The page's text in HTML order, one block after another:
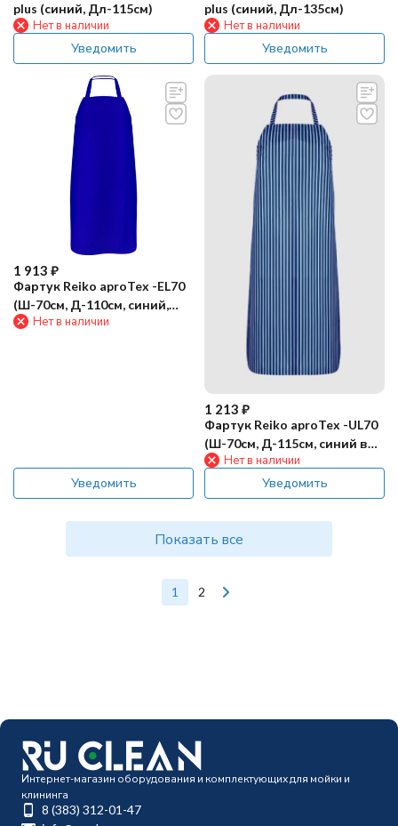
plus (синий, Дл-115см)
Нет в наличии
Уведомить
plus (синий, Дл-135см)
Нет в наличии
Уведомить
1 913 ₽
Фартук Reiko aproTex -EL70
(Ш-70см, Д-110см, синий,
прош. край)
Нет в наличии
Уведомить
1 213 ₽
Фартук Reiko aproTex -UL70
(Ш-70см, Д-115см, синий в
полоску)
Нет в наличии
Уведомить
Показать все
1 2
Интернет-магазин оборудования и комплектующих для мойки и
клининга
8 (383) 312-01-47